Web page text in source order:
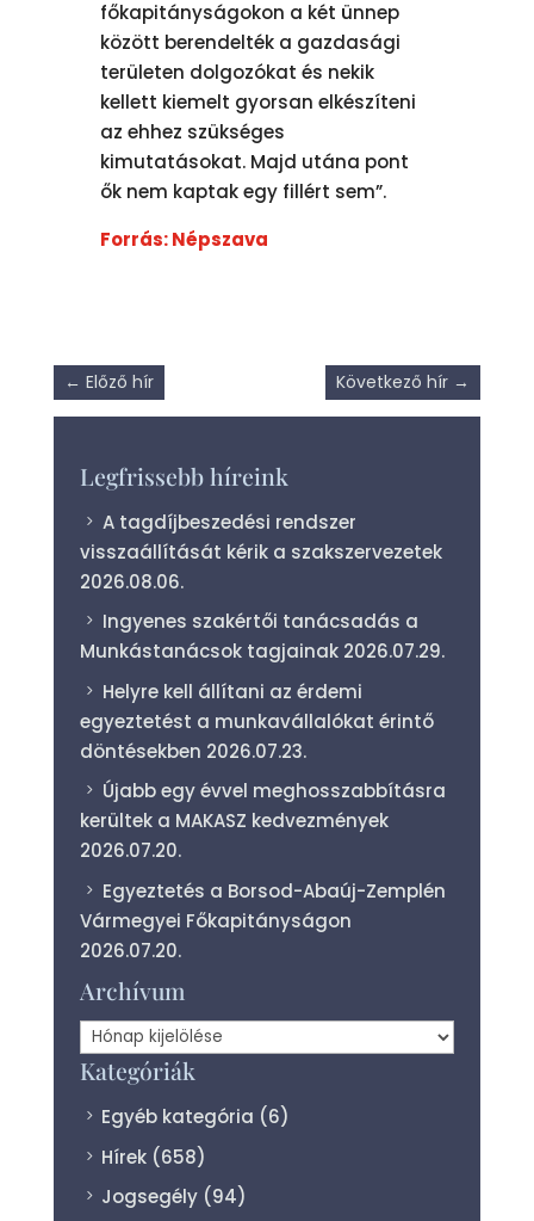
főkapitányságokon a két ünnep
között berendelték a gazdasági
területen dolgozókat és nekik
kellett kiemelt gyorsan elkészíteni
az ehhez szükséges
kimutatásokat. Majd utána pont
ők nem kaptak egy fillért sem”.
Forrás: Népszava
← Előző hír Következő hír →
Legfrissebb híreink
A tagdíjbeszedési rendszer
visszaállítását kérik a szakszervezetek
2026.08.06.
Ingyenes szakértői tanácsadás a
Munkástanácsok tagjainak 2026.07.29.
Helyre kell állítani az érdemi
egyeztetést a munkavállalókat érintő
döntésekben 2026.07.23.
Újabb egy évvel meghosszabbításra
kerültek a MAKASZ kedvezmények
2026.07.20.
Egyeztetés a Borsod-Abaúj-Zemplén
Vármegyei Főkapitányságon
2026.07.20.
Archívum
Archívum
Kategóriák
Egyéb kategória (6)
Hírek (658)
Jogsegély (94)